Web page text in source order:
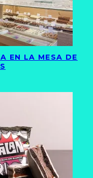
EN LA MESA DE